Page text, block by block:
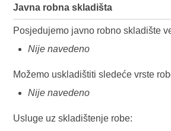
Javna robna skladišta
Posjedujemo javno robno skladište
Nije navedeno
Možemo uskladištiti sledeće vrste
Nije navedeno
Usluge uz skladištenje robe: